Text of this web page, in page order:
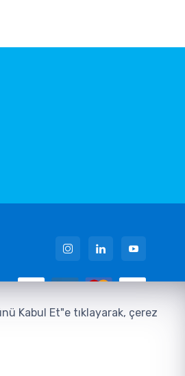
Kabul Et"e tıklayarak, çerez